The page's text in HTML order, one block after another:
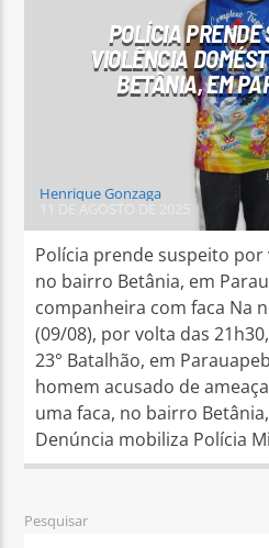
POLÍCIA PRENDE
VIOLÊNCIA
BETÂNIA, EM
Henrique Gonzaga
Polícia prende suspeito
no bairro Betânia, em
companheira com faca Na
(09/08), por volta das
23° Batalhão, em
homem acusado de
uma faca, no bairro
Denúncia mobiliza Polícia
Pesquisar